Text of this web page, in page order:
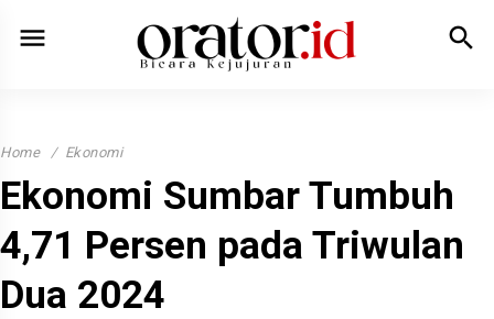
menu search
Home Ekonomi
Ekonomi Sumbar Tumbuh
4,71 Persen pada Triwulan
Dua 2024